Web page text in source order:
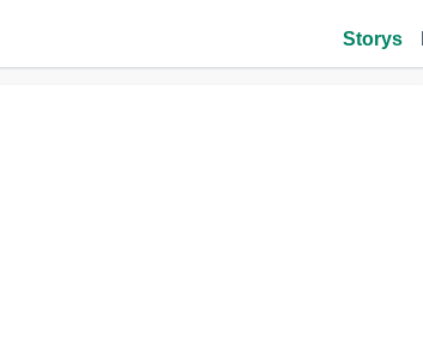
Storys